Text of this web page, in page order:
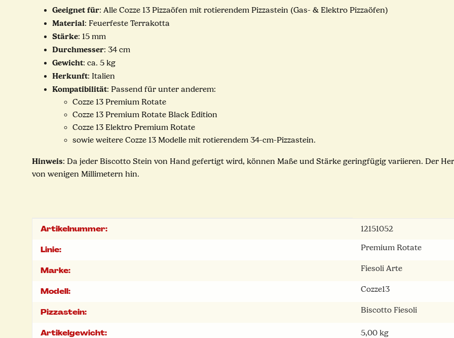
Geeignet für: Alle Cozze 13 Pizzaöfen mit rotierendem Pizzastein (Gas- & Elektro Pizzaöfen)
Material: Feuerfeste Terrakotta
Stärke: 15 mm
Durchmesser: 34 cm
Gewicht: ca. 5 kg
Herkunft: Italien
Kompatibilität: Passend für unter anderem:
Cozze 13 Premium Rotate
Cozze 13 Premium Rotate Black Edition
Cozze 13 Elektro Premium Rotate
sowie weitere Cozze 13 Modelle mit rotierendem 34-cm-Pizzastein.
Hinweis: Da jeder Biscotto Stein von Hand gefertigt wird, können Maße und Stärke geringfügig variieren. Der
von wenigen Millimetern hin.
Produkteigenschaft
Wert
Artikelnummer: 12151052
Linie: Premium Rotate
Marke: Fiesoli Arte
Modell: Cozze13
Pizzastein: Biscotto Fiesoli
Artikelgewicht: 5,00 kg